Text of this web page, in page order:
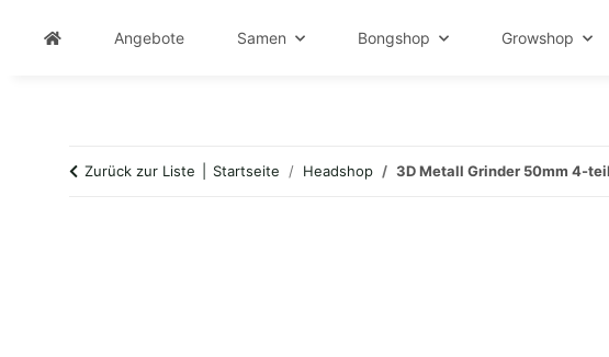
Angebote Samen Bongshop Growshop
Zurück zur Liste Startseite Headshop 3D Metall Grinder 50mm 4-